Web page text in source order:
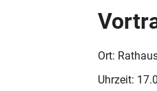
Ort:
Uhrzeit: